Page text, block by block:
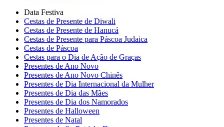
Data Festiva
Cestas de Presente de Diwali
Cestas de Presente de Hanucá
Cestas de Presente para Páscoa Judaica
Cestas de Páscoa
Cestas para o Dia de Ação de Graças
Presentes de Ano Novo
Presentes de Ano Novo Chinês
Presentes de Dia Internacional da Mulher
Presentes de Dia das Mães
Presentes de Dia dos Namorados
Presentes de Halloween
Presentes de Natal